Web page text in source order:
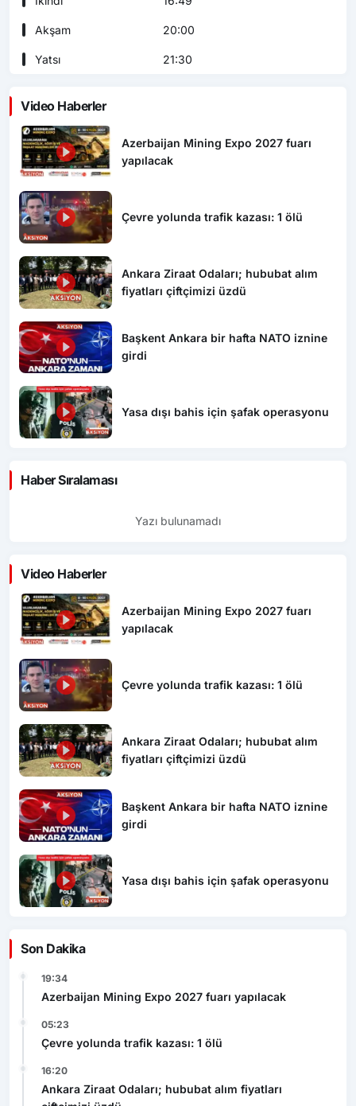
Akşam 20:00
Yatsı 21:30
Video Haberler
Azerbaijan Mining Expo 2027 fuarı
yapılacak
Çevre yolunda trafik kazası: 1 ölü
Ankara Ziraat Odaları; hububat alım
fiyatları çiftçimizi üzdü
Başkent Ankara bir hafta NATO iznine
girdi
Yasa dışı bahis için şafak operasyonu
Haber Sıralaması
Yazı bulunamadı
Video Haberler
Azerbaijan Mining Expo 2027 fuarı
yapılacak
Çevre yolunda trafik kazası: 1 ölü
Ankara Ziraat Odaları; hububat alım
fiyatları çiftçimizi üzdü
Başkent Ankara bir hafta NATO iznine
girdi
Yasa dışı bahis için şafak operasyonu
Son Dakika
19:34
Azerbaijan Mining Expo 2027 fuarı yapılacak
05:23
Çevre yolunda trafik kazası: 1 ölü
16:20
Ankara Ziraat Odaları; hububat alım fiyatları